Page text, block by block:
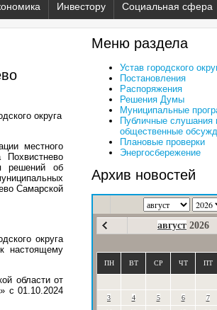
Инвестору Социальная сфера
округа
местного
решений об
Самарской
округа
настоящему
области от
с 01.10.2024
Меню раздела
Устав городского
Постановления
Распоряжения
Решения Думы
Муниципальные
Публичные слушания
общественные
Плановые проверки
Энергосбережение
Архив новостей
август 2026
ПН ВТ СР ЧТ ПТ
3
4 5 6 7